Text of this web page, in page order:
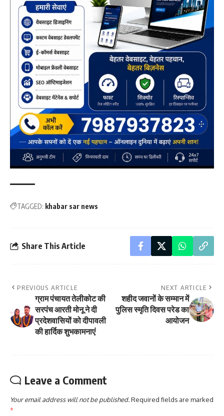
TAGGED: khabar sar news
Share This Article
PREVIOUS ARTICLE
ग्राम पंचायत तेलीकोट की
सरपंच आरती मोनू ने दी
प्रदेशवासियों को दीपावली
की हार्दिक शुभकामनाएं
NEXT ARTICLE
शहीद जवानों के सम्मान में
पुलिस स्मृति दिवस परेड का
आयोजन
Leave a Comment
Your email address will not be published.Required fields are marked
*